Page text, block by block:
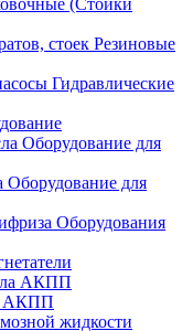
(Стойки
Резиновые
Гидравлические
Оборудование для
Оборудование для
Оборудования
АКПП